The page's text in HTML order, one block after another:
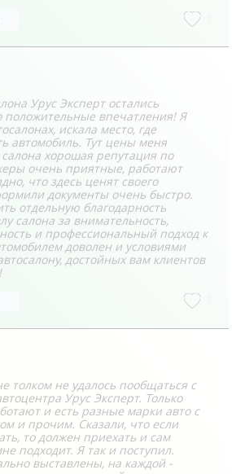
Урус Эксперт остались
положительные впечатления! Я
искала место, где
автомобиль. Тут цены меня
хорошая репутация по
очень приятные, работают
что здесь ценят своего
документы очень быстро.
отдельную благодарность
салона за внимательность,
и профессиональный подход к
доволен и условиями
достойных вам клиентов
толком не удалось пообщаться с
Урус Эксперт. Только
и есть разные марки авто с
и прочим. Сказали, что если
то должен приехать и сам
подходит. Я так и поступил.
выставлены, на каждой -